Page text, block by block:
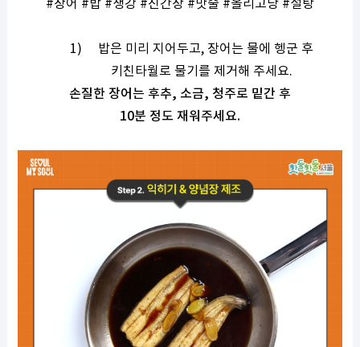
#장어 #밥#생강#진간장#맛술 #올리고당#설탕
1) 밥은 미리 지어두고, 장어는 물에 헹군 후
키친타월로 물기를 제거해 주세요.
손질한 장어는 후추, 소금, 청주로 밑간 후
10분 정도 재워주세요.